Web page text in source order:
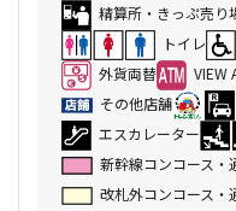
精算所・きっぷ売り
トイレ
外貨両替
VIEW
その他店舗
エスカレーター
新幹線コンコース・
改札外コンコース・